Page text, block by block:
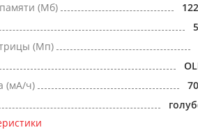
(Мб)
(Мп)
(мА/ч)